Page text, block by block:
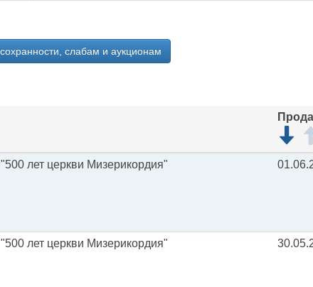
слабам и аукционам
лет церкви Мизерикордия"
лет церкви Мизерикордия"